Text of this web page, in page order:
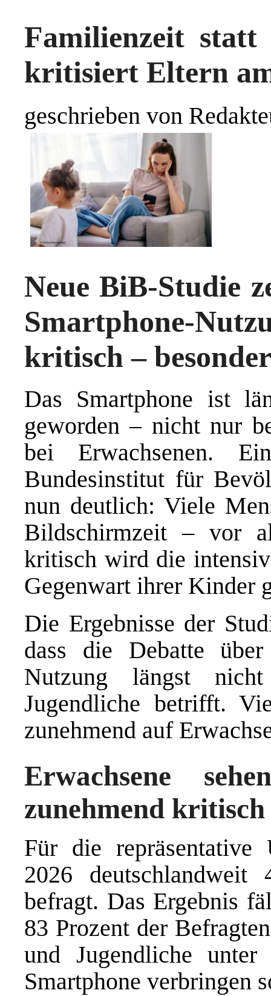
Familienzeit
kritisiert Eltern
geschrieben von
Neue BiB-Studie
Smartphone-
kritisch –
Das Smartphone ist
geworden – nicht nur
bei Erwachsenen.
Bundesinstitut für
nun deutlich: Viele
Bildschirmzeit – vor
kritisch wird die
Gegenwart ihrer Kinder
Die Ergebnisse der
dass die Debatte über
Nutzung längst
Jugendliche betrifft.
zunehmend auf
Erwachsene
zunehmend kritisch
Für die repräsentative
2026
befragt. Das Ergebnis
83 Prozent der
und Jugendliche
Smartphone verbringen